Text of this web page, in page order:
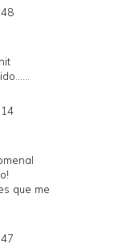
que me